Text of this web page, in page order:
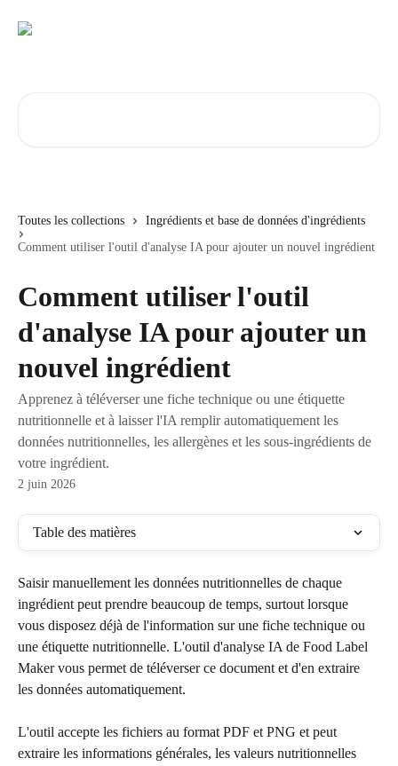
Toutes les collections
Ingrédients et base de données d'ingrédients
Comment utiliser l'outil d'analyse IA pour ajouter un nouvel ingrédient
Comment utiliser l'outil
d'analyse IA pour ajouter un
nouvel ingrédient
Apprenez à téléverser une fiche technique ou une étiquette
nutritionnelle et à laisser l'IA remplir automatiquement les
données nutritionnelles, les allergènes et les sous-ingrédients de
votre ingrédient.
2 juin 2026
Table des matières
Saisir manuellement les données nutritionnelles de chaque
ingrédient peut prendre beaucoup de temps, surtout lorsque
vous disposez déjà de l'information sur une fiche technique ou
une étiquette nutritionnelle. L'outil d'analyse IA de Food Label
Maker vous permet de téléverser ce document et d'en extraire
les données automatiquement.
L'outil accepte les fichiers au format PDF et PNG et peut
extraire les informations générales, les valeurs nutritionnelles